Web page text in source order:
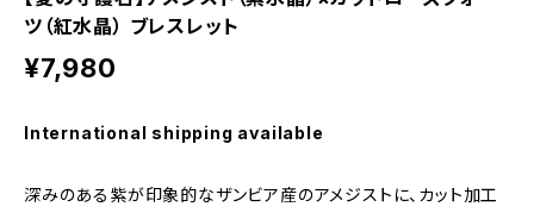
ツ（紅水晶） ブレスレット
¥7,980
International shipping available
深みのある紫が印象的なザンビア産のアメジストに、カット加工